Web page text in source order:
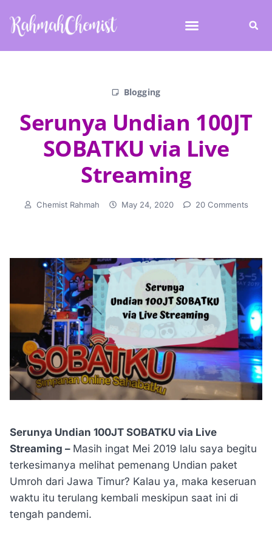
Blogging
Serunya Undian 100JT
SOBATKU via Live
Streaming
Chemist Rahmah May 24, 2020 20 Comments
Serunya Undian 100JT SOBATKU via Live
Streaming – Masih ingat Mei 2019 lalu saya begitu
terkesimanya melihat pemenang Undian paket
Umroh dari Jawa Timur? Kalau ya, maka keseruan
waktu itu terulang kembali meskipun saat ini di
tengah pandemi.